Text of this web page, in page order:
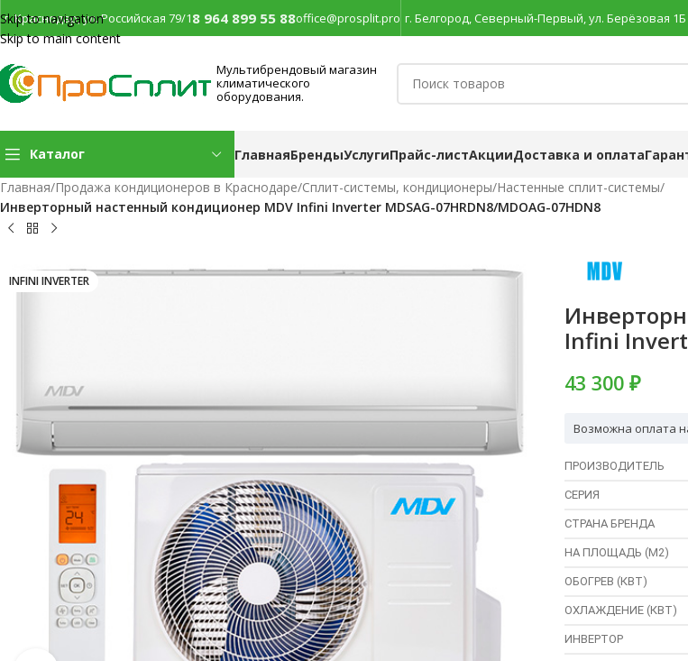
Skip to navigation
Skip to main content
г. Краснодар, ул. Российская 79/18 964 899 55 88office@prosplit.pro г. Белгород, Северный-Первый, ул. Берёзовая 1Б
Мультибрендовый магазин
климатического
оборудования.
Каталог ГлавнаяБрендыУслугиПрайс-листАкцииДоставка и оплата
Главная/Продажа кондиционеров в Краснодаре/Сплит-системы, кондиционеры/Настенные сплит-системы/
Инверторный настенный кондиционер MDV Infini Inverter MDSAG-07HRDN8/MDOAG-07HDN8
INFINI INVERTER
Infini
43 300 ₽
Возможна оплата
ПРОИЗВОДИТЕЛЬ
СЕРИЯ
СТРАНА БРЕНДА
НА ПЛОЩАДЬ (М2)
ОБОГРЕВ (КВТ)
ОХЛАЖДЕНИЕ (КВТ)
ИНВЕРТОР